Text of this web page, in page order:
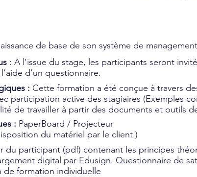
de base de son système de
: A l’issue du stage, les participants seront
d’un questionnaire.
: Cette formation a été conçue à travers
participation active des stagiaires (Exemples
de travailler à partir des documents et outils
: PaperBoard / Projecteur
du matériel par le client.)
du participant (pdf) contenant les principes
digital par Edusign. Questionnaire de
de formation individuelle